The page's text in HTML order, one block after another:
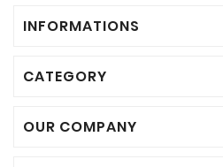
INFORMATIONS
CATEGORY
OUR COMPANY